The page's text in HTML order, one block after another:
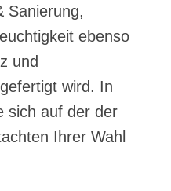
Sanierung,
ebenso
und
wird. In
sich auf der der
Ihrer Wahl